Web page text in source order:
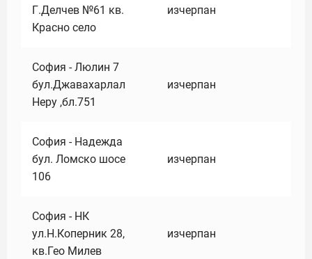
Г.Делчев №61 кв.
Красно село
изчерпан
София - Люлин 7
бул.Джавахарлал
Неру ,бл.751
изчерпан
София - Надежда
бул. Ломско шосе
106
изчерпан
София - НК
ул.Н.Коперник 28,
кв.Гео Милев
изчерпан